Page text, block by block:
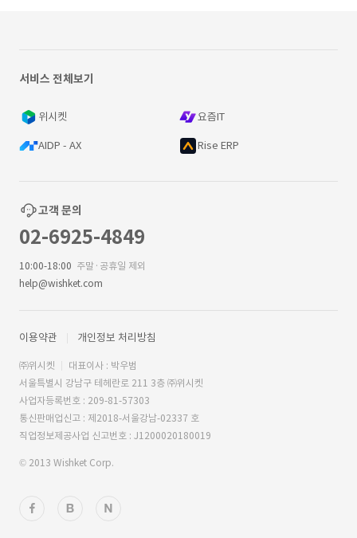
서비스 전체보기
위시켓 요즘IT
AIDP - AX Rise ERP
고객 문의
02-6925-4849
10:00-18:00 주말·공휴일 제외
help@wishket.com
이용약관 개인정보 처리방침
㈜위시켓
대표이사 : 박우범
서울특별시 강남구 테헤란로 211 3층 ㈜위시켓
사업자등록번호 : 209-81-57303
통신판매업신고 : 제2018-서울강남-02337 호
직업정보제공사업 신고번호 : J1200020180019
© 2013 Wishket Corp.